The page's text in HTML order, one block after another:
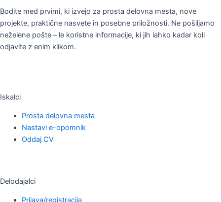
Bodite med prvimi, ki izvejo za prosta delovna mesta, nove
projekte, praktične nasvete in posebne priložnosti. Ne pošiljamo
neželene pošte – le koristne informacije, ki jih lahko kadar koli
odjavite z enim klikom.
Iskalci
Prosta delovna mesta
Nastavi e-opomnik
Oddaj CV
Delodajalci
Prijava/registracija